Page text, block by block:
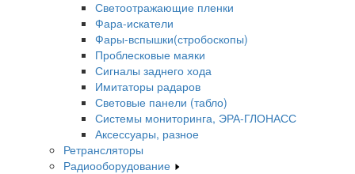
Светоотражающие пленки
Фара-искатели
Фары-вспышки(стробоскопы)
Проблесковые маяки
Сигналы заднего хода
Имитаторы радаров
Световые панели (табло)
Системы мониторинга, ЭРА-ГЛОНАСС
Аксессуары, разное
Ретрансляторы
Радиооборудование